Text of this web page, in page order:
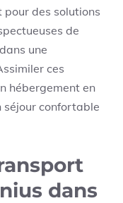
des solutions
de
une
ces
hébergement en
séjour confortable
dans